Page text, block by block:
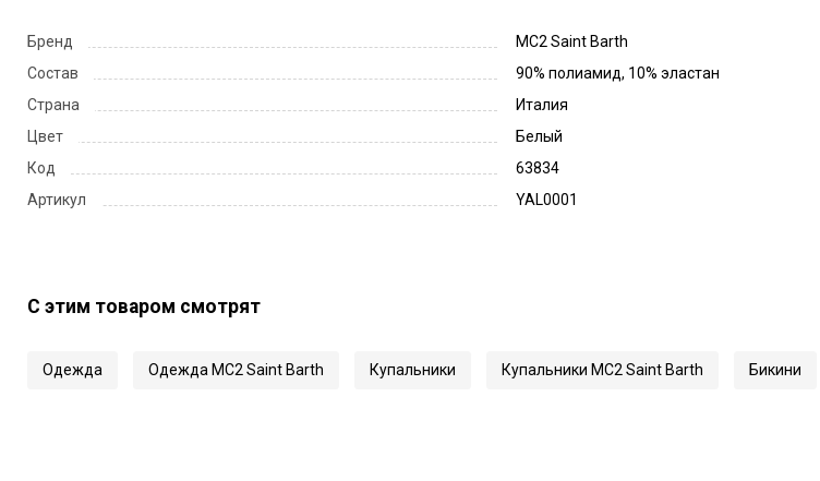
Бренд
MC2 Saint Barth
Состав
90% полиамид, 10% эластан
Страна
Италия
Цвет
Белый
Код
63834
Артикул
YAL0001
С этим товаром смотрят
Одежда Одежда MC2 Saint Barth Купальники Купальники MC2 Saint Barth Бикини